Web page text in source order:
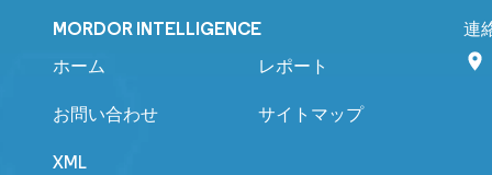
MORDOR INTELLIGENCE
ホーム レポート
お問い合わせ サイトマップ
XML
連